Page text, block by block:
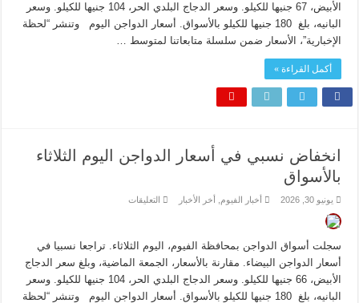
بالأسواق
مغلقة
الأبيض، 67 جنيها للكيلو. وسعر الدجاج البلدي الحر، 104 جنيها للكيلو. وسعر
البانيه، بلغ 180 جنيها للكيلو بالأسواق. أسعار الدواجن اليوم وتنشر “لحظة
الإخبارية”، الأسعار ضمن سلسلة متابعاتنا لمتوسط …
أكمل القراءة »
انخفاض نسبي في أسعار الدواجن اليوم الثلاثاء
بالأسواق
يونيو 30, 2026 أخبار الفيوم أخر الأخبار التعليقاتعلى
أسعار
الدواجن
اليوم
بالأسواق
مغلقة
سجلت أسواق الدواجن بمحافظة الفيوم، اليوم الثلاثاء. تراجعا نسبيا في
أسعار الدواجن البيضاء. مقارنة بالأسعار، الجمعة الماضية، وبلغ سعر الدجاج
الأبيض، 66 جنيها للكيلو. وسعر الدجاج البلدي الحر، 104 جنيها للكيلو. وسعر
البانيه، بلغ 180 جنيها للكيلو بالأسواق. أسعار الدواجن اليوم وتنشر “لحظة